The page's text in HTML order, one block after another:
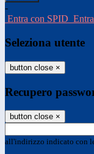
-
Entra con SPID
Seleziona utente
button close ×
Recupero
button close ×
all'indirizzo indicato con